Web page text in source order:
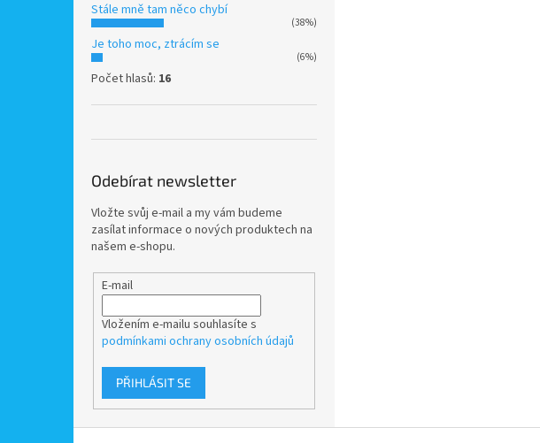
Stále mně tam něco chybí
(38%)
Je toho moc, ztrácím se
(6%)
Počet hlasů: 16
Odebírat newsletter
Vložte svůj e-mail a my vám budeme
zasílat informace o nových produktech na
našem e-shopu.
E-mail
Vložením e-mailu souhlasíte s
podmínkami ochrany osobních údajů
PŘIHLÁSIT SE